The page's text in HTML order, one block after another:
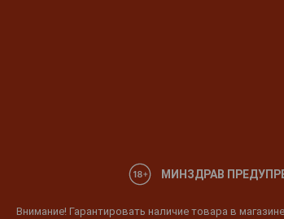
МИНЗДРАВ
Внимание! Гарантировать наличие товара в